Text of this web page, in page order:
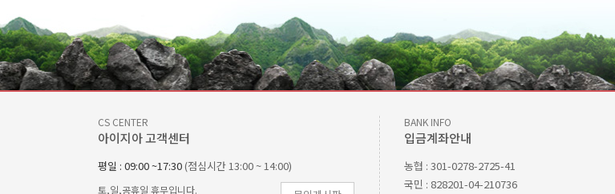
CS CENTER
아이지아 고객센터
평일 : 09:00 ~17:30 (점심시간 13:00 ~ 14:00)
토,일,공휴일 휴무입니다.
BANK INFO
입금계좌안내
농협 : 301-0278-2725-41
국민 : 828201-04-210736